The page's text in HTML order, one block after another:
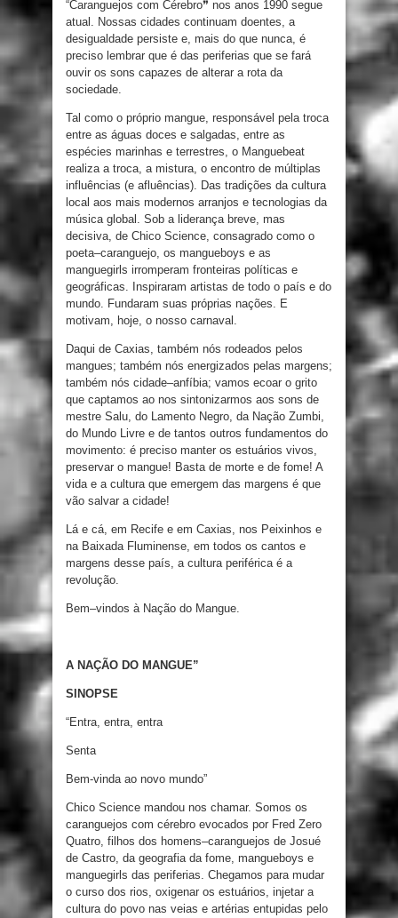
“Caranguejos com Cérebro❞ nos anos 1990 segue
atual . Nossas cidades continuam doentes, a
desigualdade persiste e, mais do que nunca, é
preciso lembrar que é das periferias que se fará
ouvir os sons capazes de alterar a rota da
sociedade.
Tal como o próprio mangue, responsável pela troca
entre as águas doces e salgadas, entre as
espécies marinhas e terrestres, o Manguebeat
realiza a troca, a mistura, o encontro de múltiplas
influências (e afluências). Das tradições da cultura
local aos mais modernos arranjos e tecnologias da
música global . Sob a liderança breve, mas
decisiva, de Chico Science, consagrado como o
poeta–caranguejo, os mangueboys e as
manguegirls irromperam fronteiras políticas e
geográficas. Inspiraram artistas de todo o país e do
mundo. Fundaram suas próprias nações. E
motivam, hoje, o nosso carnaval .
Daqui de Caxias, também nós rodeados pelos
mangues; também nós energizados pelas margens;
também nós cidade–anfíbia; vamos ecoar o grito
que captamos ao nos sintonizarmos aos sons de
mestre Salu, do Lamento Negro, da Nação Zumbi,
do Mundo Livre e de tantos outros fundamentos do
movimento: é preciso manter os estuários vivos,
preservar o mangue! Basta de morte e de fome! A
vida e a cultura que emergem das margens é que
vão salvar a cidade!
Lá e cá, em Recife e em Caxias, nos Peixinhos e
na Baixada Fluminense, em todos os cantos e
margens desse país, a cultura periférica é a
revolução.
Bem–vindos à Nação do Mangue.
A NAÇÃO DO MANGUE”
SINOPSE
“Entra, entra, entra
Senta
Bem-vinda ao novo mundo”
Chico Science mandou nos chamar. Somos os
caranguejos com cérebro evocados por Fred Zero
Quatro, filhos dos homens–caranguejos de Josué
de Castro, da geografia da fome, mangueboys e
manguegirls das periferias. Chegamos para mudar
o curso dos rios, oxigenar os estuários, injetar a
cultura do povo nas veias e artérias entupidas pelo